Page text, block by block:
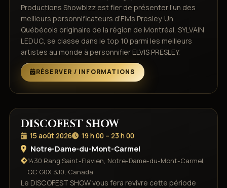
Productions Showbizz est fier de présenter l’un des
meilleurs personnificateurs d’Elvis Presley. Un
Québécois originaire de la région de Montréal, SYLVAIN
LEDUC, se classe dans le top 10 parmi les meilleurs
artistes au monde à personnifier ELVIS PRESLEY.
RÉSERVER / INFORMATIONS
15
AOÛT
2026
DISCOFEST SHOW
15 août 2026 19 h 00 – 23 h 00
Notre-Dame-du-Mont-Carmel
1430 Rang Saint-Flavien, Notre-Dame-du-Mont-Carmel,
QC G0X 3J0, Canada
Le DISCOFEST SHOW vous fera revivre cette période